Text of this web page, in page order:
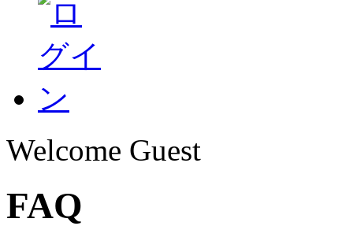
Welcome Guest
FAQ